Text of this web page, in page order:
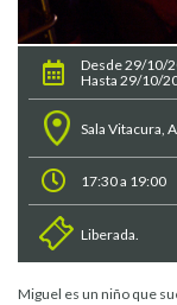
Desde 29/10/
Hasta 29/10/
Sala Vitacura,
17:30 a 19:00
Liberada.
Miguel es un niño que